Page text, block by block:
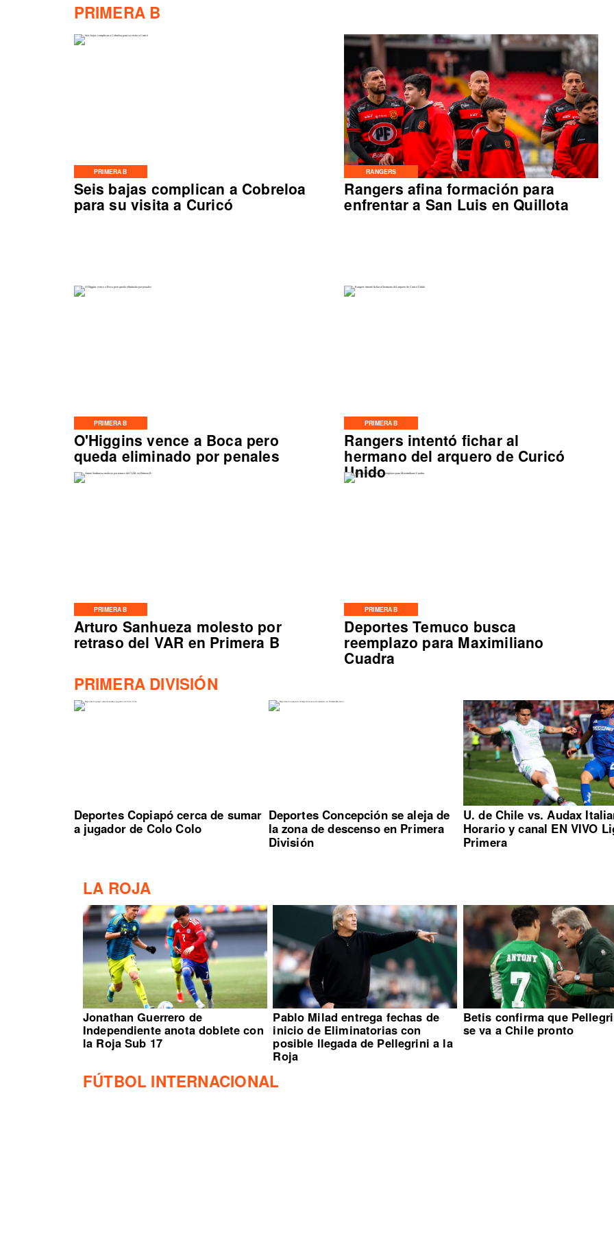
PRIMERA B
Seis bajas complican a Cobreloa
para su visita a Curicó
RANGERS
Rangers afina formación para
enfrentar a San Luis en Quillota
PRIMERA B
O'Higgins vence a Boca pero
queda eliminado por penales
PRIMERA B
Rangers intentó fichar al
hermano del arquero de Curicó
Unido
PRIMERA B
PRIMERA B
Arturo Sanhueza molesto por
retraso del VAR en Primera B
PRIMERA B
Deportes Temuco busca
reemplazo para Maximiliano
Cuadra
PRIMERA DIVISIÓN
Deportes Copiapó cerca de sumar
a jugador de Colo Colo
Deportes Concepción se aleja de
la zona de descenso en Primera
División
U. de Chile vs. Audax
Horario y canal EN VIVO
Primera
LA ROJA
Jonathan Guerrero de
Independiente anota doblete con
la Roja Sub 17
Pablo Milad entrega fechas de
inicio de Eliminatorias con
posible llegada de Pellegrini a la
Roja
Betis confirma que
se va a Chile pronto
FÚTBOL INTERNACIONAL